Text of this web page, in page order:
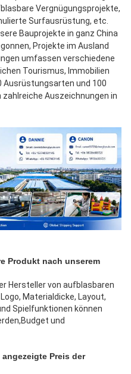
Vergnügungsprojekte,
Surfausrüstung, etc.
Bauprojekte in ganz China
Projekte im Ausland
umfassen verschiedene
Tourismus, Immobilien
Ausrüstungsarten und 100
Auszeichnungen in
Produkt nach unserem
Hersteller von aufblasbaren
Materialdicke, Layout,
Spielfunktionen können
und
Preis der